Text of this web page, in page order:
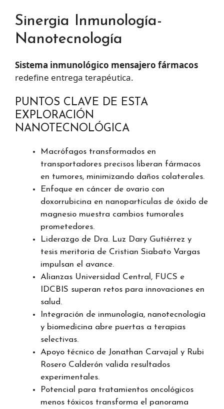
Sinergia Inmunología-
Nanotecnología
Sistema inmunológico mensajero fármacos
redefine entrega terapéutica.
PUNTOS CLAVE DE ESTA
EXPLORACIÓN
NANOTECNOLÓGICA
Macrófagos transformados en
transportadores precisos liberan fármacos
en tumores, minimizando daños colaterales.
Enfoque en cáncer de ovario con
doxorrubicina en nanopartículas de óxido de
magnesio muestra cambios tumorales
prometedores.
Liderazgo de Dra. Luz Dary Gutiérrez y
tesis meritoria de Cristian Siabato Vargas
impulsan el avance.
Alianzas Universidad Central, FUCS e
IDCBIS superan retos para innovaciones en
salud.
Integración de inmunología, nanotecnología
y biomedicina abre puertas a terapias
selectivas.
Apoyo técnico de Jonathan Carvajal y Rubi
Rosero Calderón valida resultados
experimentales.
Potencial para tratamientos oncológicos
menos tóxicos transforma el panorama